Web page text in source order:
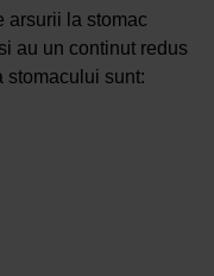
arsurii la stomac
au un continut redus
stomacului sunt: